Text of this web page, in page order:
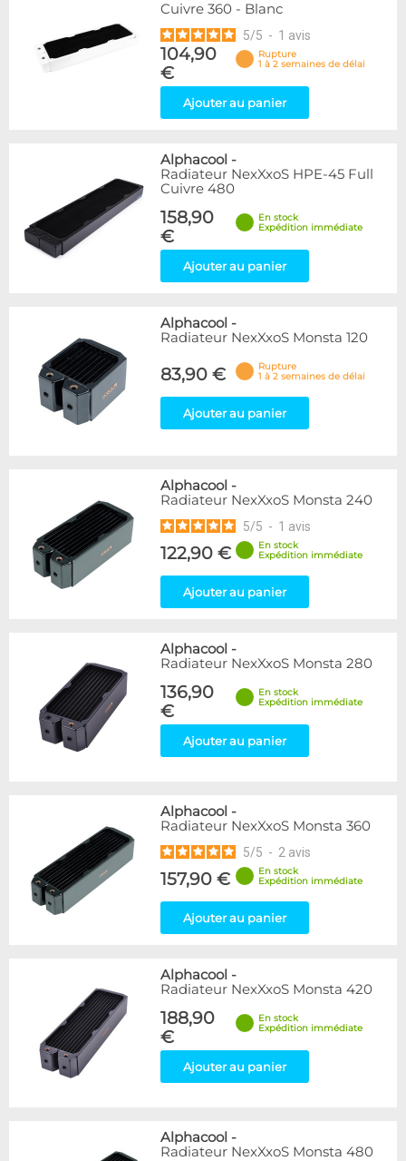
Cuivre 360 - Blanc
5/5 - 1 avis
104,90
€
Rupture
1 à 2 semaines de délai
Ajouter au panier
Alphacool -
Radiateur NexXxoS HPE-45 Full
Cuivre 480
158,90
€
En stock
Expédition immédiate
Ajouter au panier
Alphacool -
Radiateur NexXxoS Monsta 120
83,90 €
Rupture
1 à 2 semaines de délai
Ajouter au panier
Alphacool -
Radiateur NexXxoS Monsta 240
5/5 - 1 avis
122,90 €
En stock
Expédition immédiate
Ajouter au panier
Alphacool -
Radiateur NexXxoS Monsta 280
136,90
€
En stock
Expédition immédiate
Ajouter au panier
Alphacool -
Radiateur NexXxoS Monsta 360
5/5 - 2 avis
157,90 €
En stock
Expédition immédiate
Ajouter au panier
Alphacool -
Radiateur NexXxoS Monsta 420
188,90
€
En stock
Expédition immédiate
Ajouter au panier
Alphacool -
Radiateur NexXxoS Monsta 480